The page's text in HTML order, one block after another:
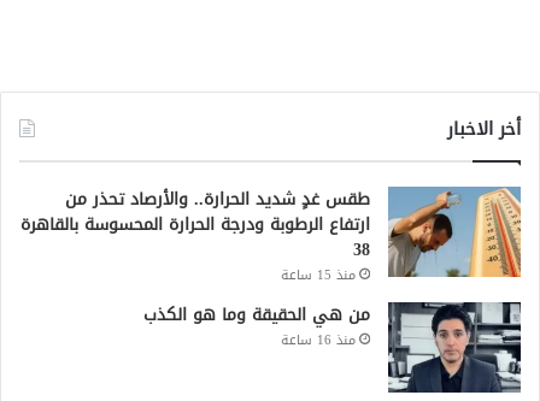
أخر الاخبار
طقس غدٍ شديد الحرارة.. والأرصاد تحذر من
ارتفاع الرطوبة ودرجة الحرارة المحسوسة بالقاهرة
38
منذ 15 ساعة
من هي الحقيقة وما هو الكذب
منذ 16 ساعة